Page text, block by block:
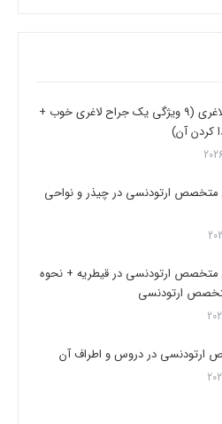
بهترین جراح لاغری (9 ویژگی یک جراح لاغری خوب +
کردن آن)
متخصص ارتودنسی در چیذر و نواحی
متخصص ارتودنسی در قیطریه + نحوه
ارتودنسی
در دروس و اطراف آن